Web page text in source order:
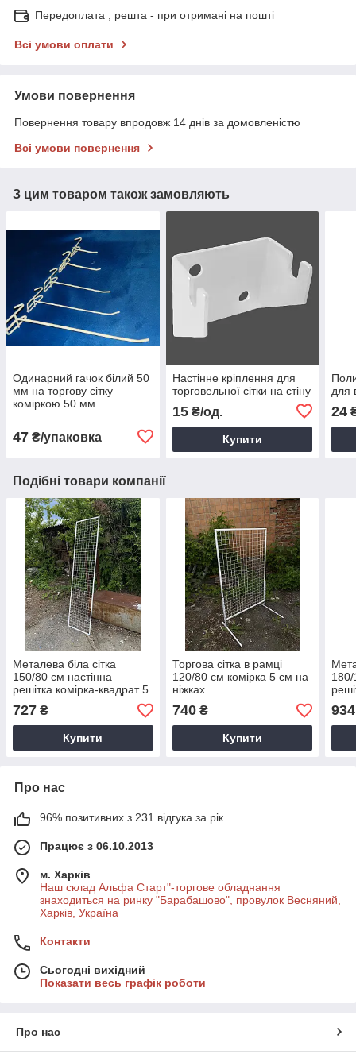
Передоплата , решта - при отримані на пошті
Всі умови оплати
Умови повернення
Повернення товару впродовж 14 днів за домовленістю
Всі умови повернення
З цим товаром також замовляють
Одинарний гачок білий 50
мм на торгову сітку
коміркою 50 мм
47 ₴/упаковка
Настінне кріплення для
торговельної сітки на стіну
15₴/од.
Купити
для
24
Подібні товари компанії
Металева біла сітка
150/80 см настінна
решітка комірка-квадрат 5
см у рамці без ніжок
727 ₴
Купити
Торгова сітка в рамці
120/80 см комірка 5 см на
ніжках
740₴
Купити
180/
см у
934
Про нас
96% позитивних з 231 відгука за рік
Працює з 06.10.2013
м. Харків
Наш склад Альфа Старт"-торгове обладнання
знаходиться на ринку "Барабашово", провулок Весняний,
Харків, Україна
Контакти
Сьогодні вихідний
Показати весь графік роботи
Про нас